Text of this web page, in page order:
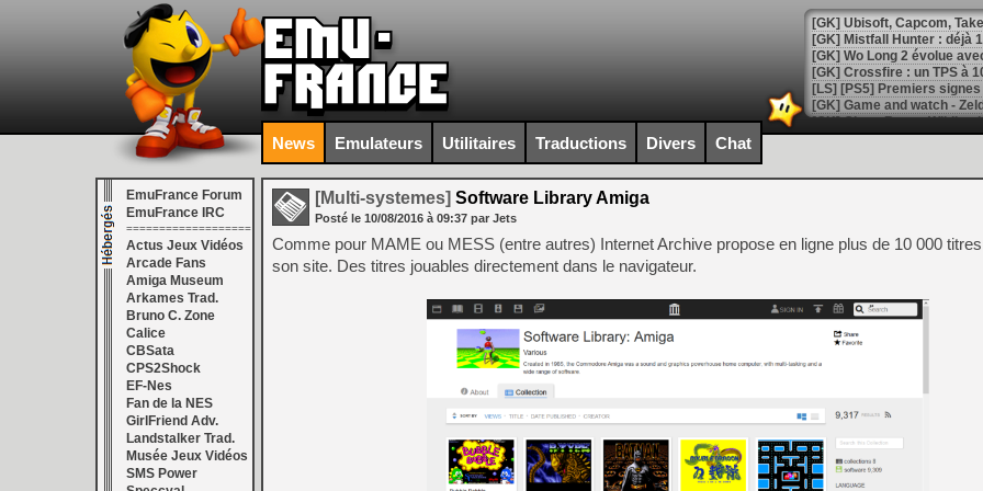
[GK] Mistfall Hunter : déjà
[GK] Wo Long 2 évolue
[GK] Crossfire : un TPS à
[LS] [PS5] Premiers
[Mo5] DOOM arrive en
[GK] Bethesda fête les 30
[GK] Roblox : l'action en
[GK] Agenda - GeForce
[GK] Devolver Digital en a
[LS] [PS5] ps5-y2jb-
[GK] Pourquoi Marvel
[GK] Test : Restory : Chill
[GK] GTA 6 : Rockstar
[GK] Hot Wheels Infinite
[GK] Mémoire cash -
[GK] Résultats Nintendo :
News Emulateurs Utilitaires Traductions Divers Chat
EmuFrance Forum
EmuFrance IRC
===================
Actus Jeux Vidéos
Arcade Fans
Amiga Museum
Arkames Trad.
Bruno C. Zone
Calice
CBSata
CPS2Shock
EF-Nes
Fan de la NES
GirlFriend Adv.
Landstalker Trad.
Musée Jeux Vidéos
SMS Power
[Multi-systemes] Software Library Amiga
Posté le 10/08/2016 à 09:37 par Jets
Comme pour MAME ou MESS (entre autres) Internet Archive propose en ligne plus de 10 000
son site. Des titres jouables directement dans le navigateur.